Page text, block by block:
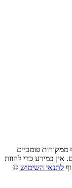
פומביים
אין במידע כדי להוות
לתנאי השימוש ©